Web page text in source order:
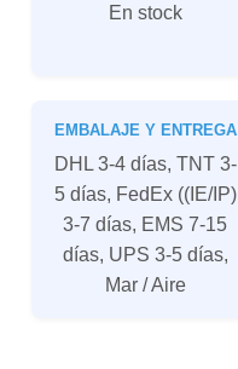
En stock
EMBALAJE Y ENTREGA
DHL 3-4 días, TNT 3-
5 días, FedEx ((IE/IP)
3-7 días, EMS 7-15
días, UPS 3-5 días,
Mar / Aire